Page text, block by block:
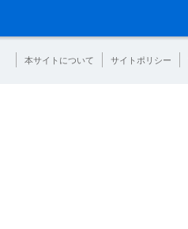
本サイトについて サイトポリシー